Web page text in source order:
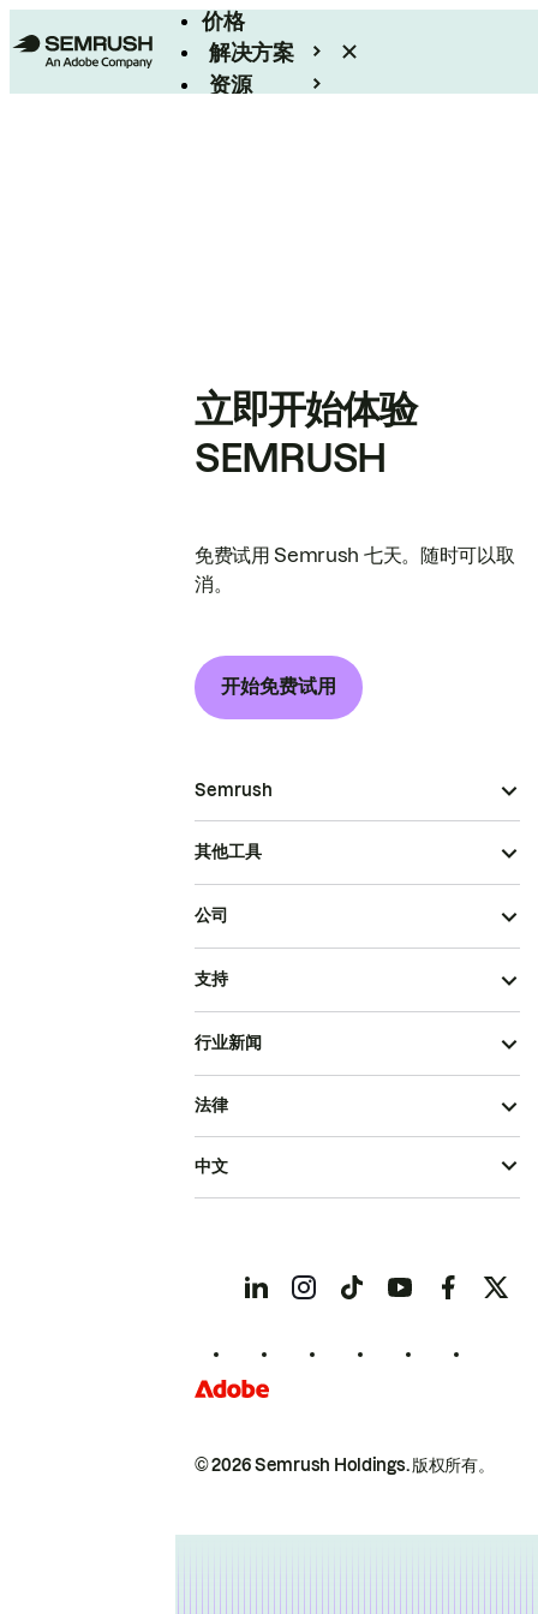
价格
解决方案
资源
立即开始体验
SEMRUSH
免费试用 Semrush 七天。随时可以取
消。
开始免费试用
Semrush
其他工具
公司
支持
行业新闻
© 2026 Semrush Holdings.版权所有。
法律
中文